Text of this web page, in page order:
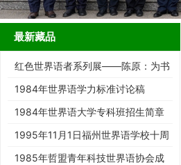
最新藏品
红色世界语者系列展——陈原：为书
而生的跨界智者
1984年世界语学力标准讨论稿
1984年世界语大学专科班招生简章
1995年11月1日福州世界语学校十周
年庆典请柬
1985年哲盟青年科技世界语协会成